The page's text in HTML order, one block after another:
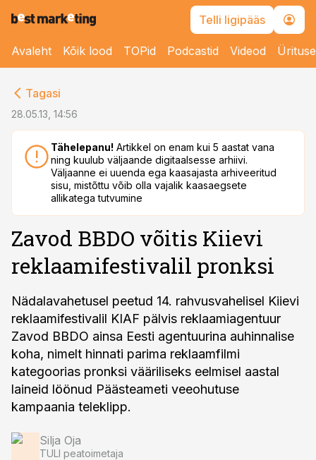
Telli ligipääs
Avaleht Kõik lood TOPid Podcastid Videod
Tagasi
28.05.13, 14:56
Tähelepanu! Artikkel on enam kui 5 aastat vana
ning kuulub väljaande digitaalsesse arhiivi.
Väljaanne ei uuenda ega kaasajasta arhiveeritud
sisu, mistõttu võib olla vajalik kaasaegsete
allikatega tutvumine
Zavod BBDO võitis Kiievi
reklaamifestivalil pronksi
Nädalavahetusel peetud 14. rahvusvahelisel Kiievi
reklaamifestivalil KIAF pälvis reklaamiagentuur
Zavod BBDO ainsa Eesti agentuurina auhinnalise
koha, nimelt hinnati parima reklaamfilmi
kategoorias pronksi vääriliseks eelmisel aastal
laineid löönud Päästeameti veeohutuse
kampaania teleklipp.
Silja Oja
TULI peatoimetaja